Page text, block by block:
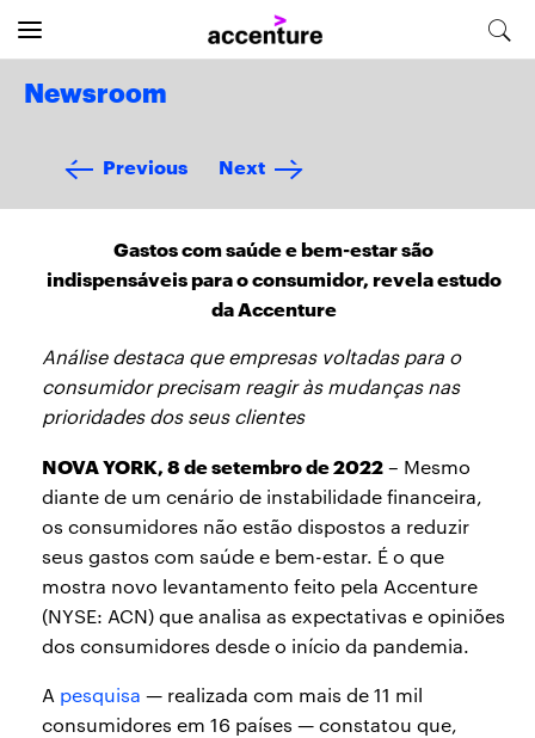
Newsroom
Previous Next
Gastos com saúde e bem-estar são
indispensáveis para o consumidor, revela estudo
da Accenture
Análise destaca que empresas voltadas para o
consumidor precisam reagir às mudanças nas
prioridades dos seus clientes
NOVA YORK, 8 de setembro de 2022– Mesmo
diante de um cenário de instabilidade financeira,
os consumidores não estão dispostos a reduzir
seus gastos com saúde e bem-estar. É o que
mostra novo levantamento feito pela Accenture
(NYSE: ACN) que analisa as expectativas e opiniões
dos consumidores desde o início da pandemia.
A pesquisa — realizada com mais de 11 mil
consumidores em 16 países — constatou que,